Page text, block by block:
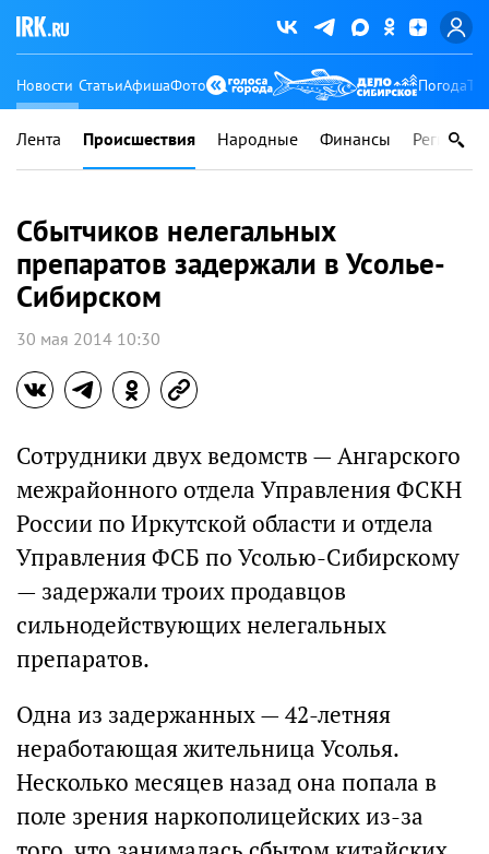
Новости СтатьиАфишаФото Погода
Лента Происшествия Народные Финансы Регионы
Сбытчиков нелегальных
препаратов задержали в Усолье-
Сибирском
30 мая 2014 10:30
Сотрудники двух ведомств — Ангарского
межрайонного отдела Управления ФСКН
России по Иркутской области и отдела
Управления ФСБ по Усолью-Сибирскому
— задержали троих продавцов
сильнодействующих нелегальных
препаратов.
Одна из задержанных — 42-летняя
неработающая жительница Усолья.
Несколько месяцев назад она попала в
поле зрения наркополицейских из-за